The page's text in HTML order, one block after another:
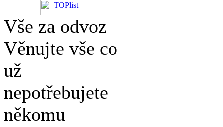
Vše za odvoz
Věnujte vše co
už
nepotřebujete
někomu